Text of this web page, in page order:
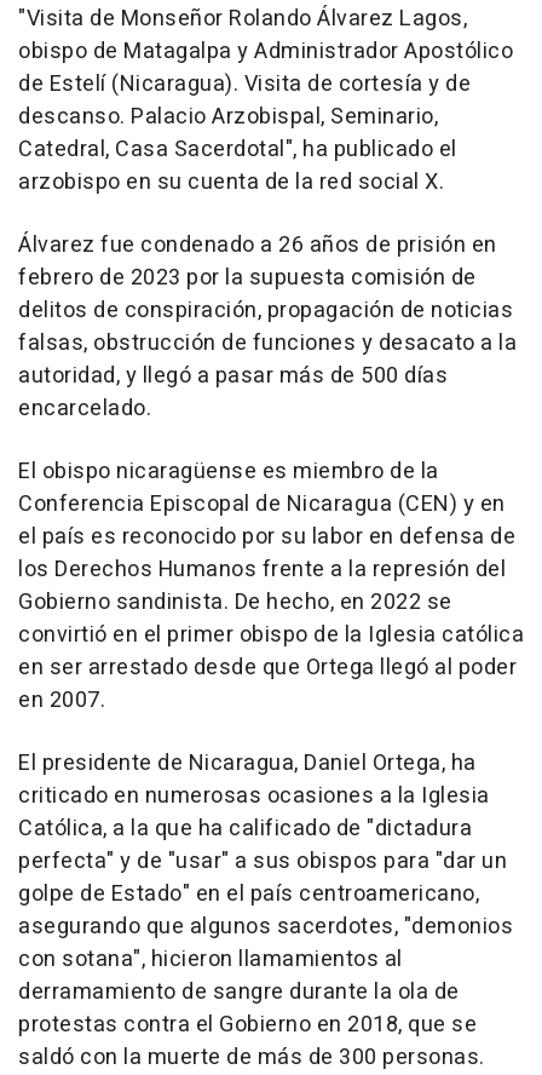
"Visita de Monseñor Rolando Álvarez Lagos,
obispo de Matagalpa y Administrador Apostólico
de Estelí (Nicaragua). Visita de cortesía y de
descanso. Palacio Arzobispal, Seminario,
Catedral, Casa Sacerdotal", ha publicado el
arzobispo en su cuenta de la red social X.
Álvarez fue condenado a 26 años de prisión en
febrero de 2023 por la supuesta comisión de
delitos de conspiración, propagación de noticias
falsas, obstrucción de funciones y desacato a la
autoridad, y llegó a pasar más de 500 días
encarcelado.
El obispo nicaragüense es miembro de la
Conferencia Episcopal de Nicaragua (CEN) y en
el país es reconocido por su labor en defensa de
los Derechos Humanos frente a la represión del
Gobierno sandinista. De hecho, en 2022 se
convirtió en el primer obispo de la Iglesia católica
en ser arrestado desde que Ortega llegó al poder
en 2007.
El presidente de Nicaragua, Daniel Ortega, ha
criticado en numerosas ocasiones a la Iglesia
Católica, a la que ha calificado de "dictadura
perfecta" y de "usar" a sus obispos para "dar un
golpe de Estado" en el país centroamericano,
asegurando que algunos sacerdotes, "demonios
con sotana", hicieron llamamientos al
derramamiento de sangre durante la ola de
protestas contra el Gobierno en 2018, que se
saldó con la muerte de más de 300 personas.